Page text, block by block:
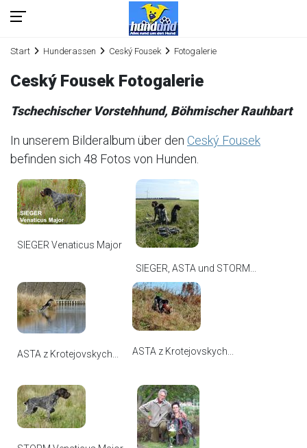
Start Hunderassen Ceský Fousek Fotogalerie
Ceský Fousek Fotogalerie
Tschechischer Vorstehhund, Böhmischer Rauhbart
In unserem Bilderalbum über den Ceský Fousek
befinden sich 48 Fotos von Hunden.
SIEGER Venaticus Major
SIEGER, ASTA und STORM...
ASTA z Krotejovskych... ASTA z Krotejovskych...